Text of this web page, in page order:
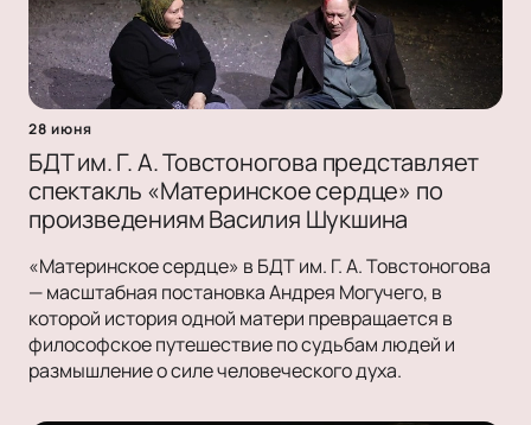
28 июня
БДТ им. Г. А. Товстоногова представляет
спектакль «Материнское сердце» по
произведениям Василия Шукшина
«Материнское сердце» в БДТ им. Г. А. Товстоногова
— масштабная постановка Андрея Могучего, в
которой история одной матери превращается в
философское путешествие по судьбам людей и
размышление о силе человеческого духа.